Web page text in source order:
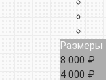
Размеры
8 000 ₽
4 000 ₽